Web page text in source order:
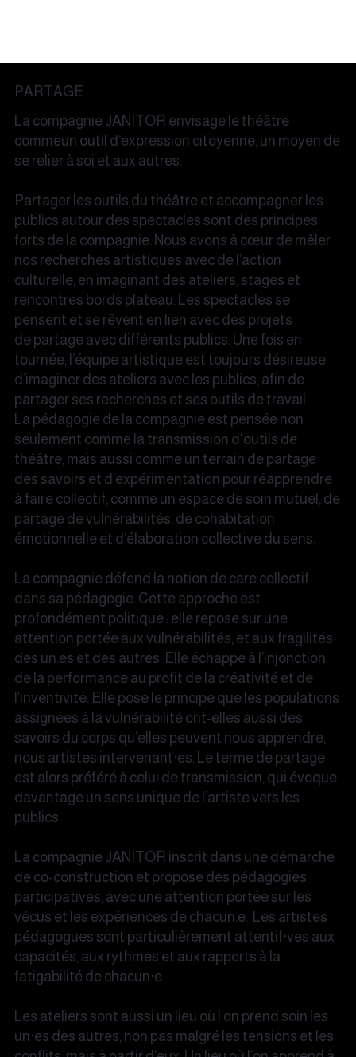
PARTAGE
La compagnie JANITOR envisage le théâtre
commeun outil d’expression citoyenne, un moyen de
se relier à soi et aux autres.
Partager les outils du théâtre et accompagner les
publics autour des spectacles sont des principes
forts de la compagnie. Nous avons à cœur de mêler
nos recherches artistiques avec de l’action
culturelle, en imaginant des ateliers, stages et
rencontres bords plateau. Les spectacles se
pensent et se rêvent en lien avec des projets
de partage avec différents publics. Une fois en
tournée, l’équipe artistique est toujours désireuse
d’imaginer des ateliers avec les publics, afin de
partager ses recherches et ses outils de travail.
La pédagogie de la compagnie est pensée non
seulement comme la transmission d'outils de
théâtre, mais aussi comme un terrain de partage
des savoirs et d’expérimentation pour réapprendre
à faire collectif, comme un espace de soin mutuel, de
partage de vulnérabilités, de cohabitation
émotionnelle et d’élaboration collective du sens.
La compagnie défend la notion de care collectif
dans sa pédagogie. Cette approche est
profondément politique : elle repose sur une
attention portée aux vulnérabilités, et aux fragilités
des un.es et des autres. Elle échappe à l’injonction
de la performance au profit de la créativité et de
l’inventivité. Elle pose le principe que les populations
assignées à la vulnérabilité ont-elles aussi des
savoirs du corps qu’elles peuvent nous apprendre,
nous artistes intervenant·es. Le terme de partage
est alors préféré à celui de transmission, qui évoque
davantage un sens unique de l’artiste vers les
publics.
La compagnie JANITOR inscrit dans une démarche
de co-construction et propose des pédagogies
participatives, avec une attention portée sur les
vécus et les expériences de chacun.e. Les artistes
pédagogues sont particulièrement attentif·ves aux
capacités, aux rythmes et aux rapports à la
fatigabilité de chacun·e.
Les ateliers sont aussi un lieu où l’on prend soin les
un·es des autres, non pas malgré les tensions et les